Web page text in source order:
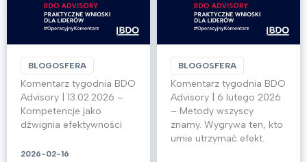
BLOGOSFERA
Komentarz tygodnia BDO
Advisory | 13.02.2026 –
Kompetencje jako
dźwignia efektywności
2026-02-16
BLOGOSFERA
Komentarz tygodnia BDO
Advisory | 6 lutego 2026
– Metody wszyscy
znamy. Wygrywa ten, kto
umie utrzymać efekt.